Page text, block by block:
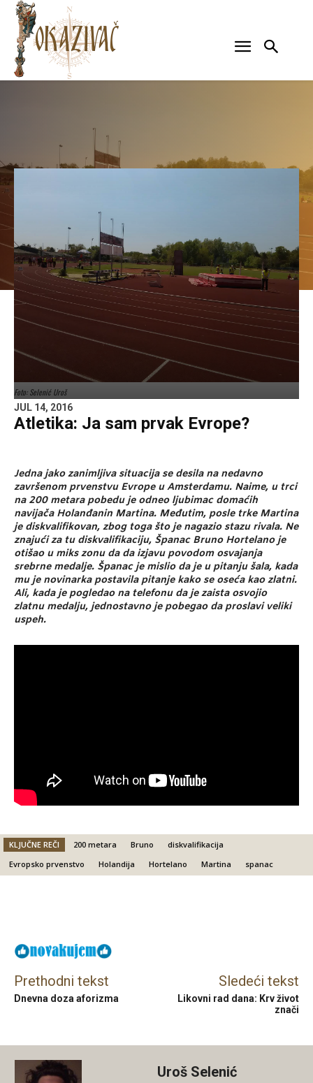
Foto: Selenić Uroš
JUL 14, 2016
Atletika: Ja sam prvak Evrope?
Jedna jako zanimljiva situacija se desila na nedavno
završenom prvenstvu Evrope u Amsterdamu. Naime, u trci
na 200 metara pobedu je odneo ljubimac domaćih
navijača Holanđanin Martina. Međutim, posle trke Martina
je diskvalifikovan, zbog toga što je nagazio stazu rivala. Ne
znajući za tu diskvalifikaciju, Španac Bruno Hortelano je
otišao u miks zonu da da izjavu povodom osvajanja
srebrne medalje. Španac je mislio da je u pitanju šala, kada
mu je novinarka postavila pitanje kako se oseća kao zlatni.
Ali, kada je pogledao na telefonu da je zaista osvojio
zlatnu medalju, jednostavno je pobegao da proslavi veliki
uspeh.
KLJUČNE REČI 200 metara Bruno
diskvalifikacija
Evropsko prvenstvo
Holandija Hortelano Martina spanac
Prethodni tekst
Dnevna doza aforizma
Sledeći tekst
Likovni rad dana: Krv život
znači
Uroš Selenić